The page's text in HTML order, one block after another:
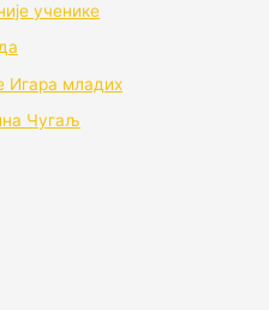
ученике
Игара младих
Чугаљ